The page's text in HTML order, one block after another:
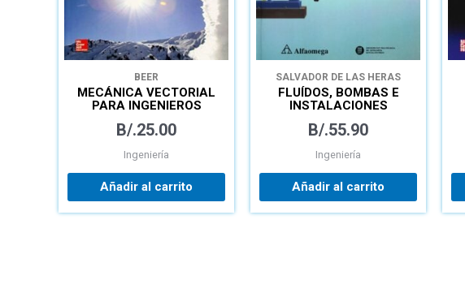
BEER
MECÁNICA VECTORIAL
PARA INGENIEROS
B/.25.00
Ingeniería
Añadir al carrito
SALVADOR DE LAS HERAS
FLUÍDOS, BOMBAS E
INSTALACIONES
B/.55.90
Ingeniería
Añadir al carrito